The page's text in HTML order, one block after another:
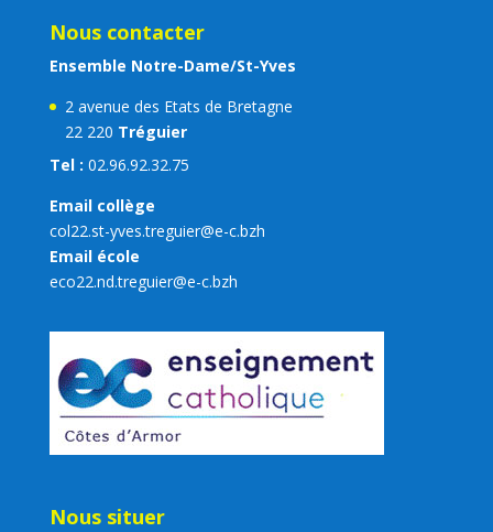
Nous contacter
Ensemble Notre-Dame/St-Yves
2 avenue des Etats de Bretagne
22 220 Tréguier
Tel : 02.96.92.32.75
Email collège
col22.st-yves.treguier@e-c.bzh
Email école
eco22.nd.treguier@e-c.bzh
Nous situer